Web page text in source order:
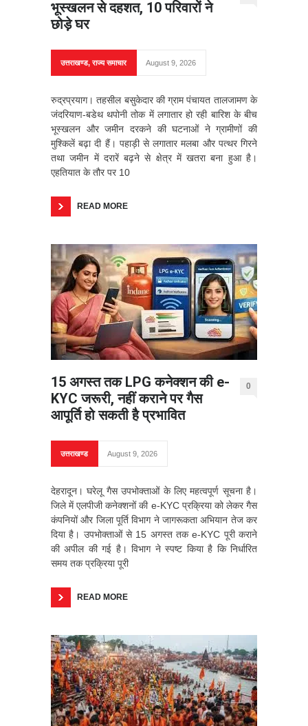
भूस्खलन से दहशत, 10 परिवारों ने
छोड़े घर
उत्तराखण्ड,राज्य समाचार August 9, 2026
रुद्रप्रयाग। तहसील बसुकेदार की ग्राम पंचायत तालजामण के
जंदरियाण-बडेथ थपोनी तोक में लगातार हो रही बारिश के बीच
भूस्खलन और जमीन दरकने की घटनाओं ने ग्रामीणों की
मुश्किलें बढ़ा दी हैं। पहाड़ी से लगातार मलबा और पत्थर गिरने
तथा जमीन में दरारें बढ़ने से क्षेत्र में खतरा बना हुआ है।
एहतियात के तौर पर 10
READ MORE
15 अगस्त तक LPG कनेक्शन की e-
KYC जरूरी, नहीं कराने पर गैस
आपूर्ति हो सकती है प्रभावित
0
उत्तराखण्ड August 9, 2026
देहरादून। घरेलू गैस उपभोक्ताओं के लिए महत्वपूर्ण सूचना है।
जिले में एलपीजी कनेक्शनों की e-KYC प्रक्रिया को लेकर गैस
कंपनियों और जिला पूर्ति विभाग ने जागरूकता अभियान तेज कर
दिया है। उपभोक्ताओं से 15 अगस्त तक e-KYC पूरी कराने
की अपील की गई है। विभाग ने स्पष्ट किया है कि निर्धारित
समय तक प्रक्रिया पूरी
READ MORE